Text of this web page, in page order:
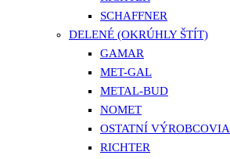
SCHAFFNER
DELENÉ (OKRÚHLY ŠTÍT)
GAMAR
MET-GAL
METAL-BUD
NOMET
OSTATNÍ VÝROBCOVIA
RICHTER